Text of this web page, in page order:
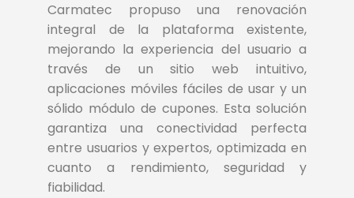
Carmatec propuso una renovación
integral de la plataforma existente,
mejorando la experiencia del usuario a
través de un sitio web intuitivo,
aplicaciones móviles fáciles de usar y un
sólido módulo de cupones. Esta solución
garantiza una conectividad perfecta
entre usuarios y expertos, optimizada en
cuanto a rendimiento, seguridad y
fiabilidad.